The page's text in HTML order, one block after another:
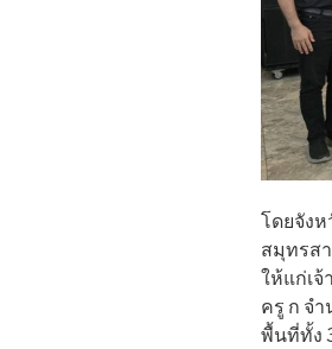
โดยจัง
สมุทรส
ให้แก่เ
ครู ก จ
พื้นที่ทั้ง